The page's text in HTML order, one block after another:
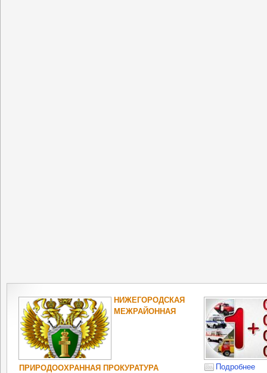
НИЖЕГОРОДСКАЯ
МЕЖРАЙОННАЯ
ПРИРОДООХРАННАЯ ПРОКУРАТУРА
Подробнее